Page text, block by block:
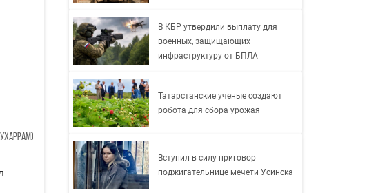
В КБР утвердили выплату для
военных, защищающих
инфраструктуру от БПЛА
Татарстанские ученые создают
робота для сбора урожая
Вступил в силу приговор
поджигательнице мечети Усинска